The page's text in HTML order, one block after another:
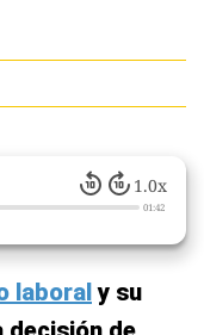
1.0x
01:42
laboraly su